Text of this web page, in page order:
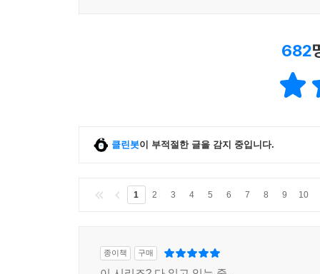
682
클린봇이 부적절한 글을 감지 중입니다.
1 2 3 4 5 6 7 8 9 10
종이책 구매